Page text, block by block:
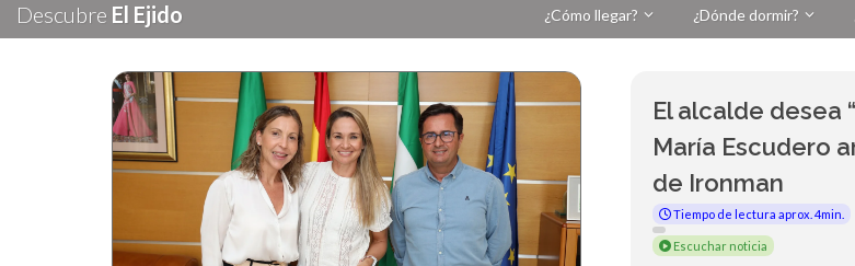
Descubre El Ejido ¿Cómo llegar? ¿Dónde dormir?
El alcalde desea
María Escudero
de Ironman
Tiempo de lectura aprox. 4min.
Escuchar noticia